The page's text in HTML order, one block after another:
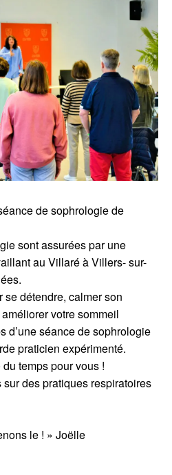
de sophrologie de
sont assurées par une
au Villaré à Villers- sur-
détendre, calmer son
votre sommeil
d’une séance de sophrologie
praticien expérimenté.
temps pour vous !
des pratiques respiratoires
le ! » Joëlle